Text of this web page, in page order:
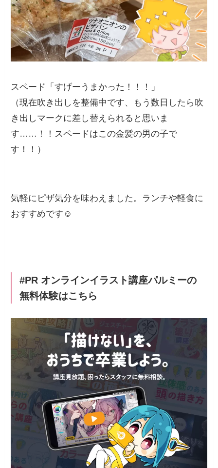
スペード「すげーうまかった！！！」
（現在吹き出しを整備中です、もう数日したら吹
き出しマークに差し替えられると思いま
す……！！スペードはこの金髪の男の子で
す！！）
気軽にピザ気分を味わえました。ランチや軽食に
おすすめです☺️
#PR オンラインイラスト講座パルミーの
無料体験はこちら